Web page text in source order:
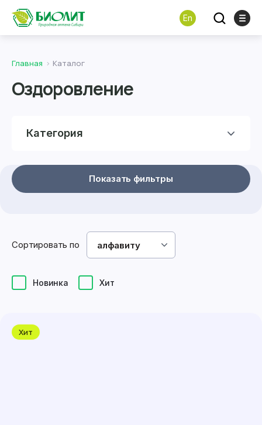
En
Главная Каталог
Оздоровление
Категория
Показать фильтры
Новинка Хит
Сортировать по алфавиту
Хит